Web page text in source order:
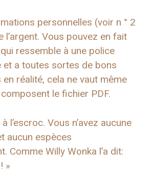
personnelles (voir n ° 2
l’argent. Vous pouvez en fait
ressemble à une police
et a toutes sortes de bons
réalité, cela ne vaut même
le fichier PDF.
l’escroc. Vous n’avez aucune
aucun espèces
Comme Willy Wonka l’a dit:
»